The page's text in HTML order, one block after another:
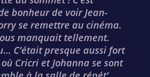
bonheur de voir Jean-
se remettre au cinéma.
manquait tellement.
C’était presque aussi fort
Cricri et Johanna se sont